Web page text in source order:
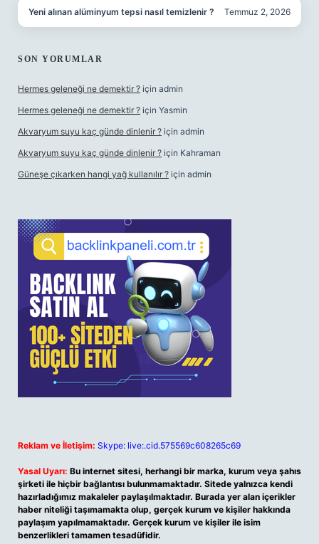
Yeni alınan alüminyum tepsi nasıl temizlenir ? Temmuz 2, 2026
SON YORUMLAR
Hermes geleneği ne demektir ? için admin
Hermes geleneği ne demektir ? için Yasmin
Akvaryum suyu kaç günde dinlenir ? için admin
Akvaryum suyu kaç günde dinlenir ? için Kahraman
Güneşe çıkarken hangi yağ kullanılır ? için admin
Reklam ve İletişim: Skype: live:.cid.575569c608265c69
Yasal Uyarı: Bu internet sitesi, herhangi bir marka, kurum veya şahıs
şirketi ile hiçbir bağlantısı bulunmamaktadır. Sitede yalnızca kendi
hazırladığımız makaleler paylaşılmaktadır. Burada yer alan içerikler
haber niteliği taşımamakta olup, gerçek kurum ve kişiler hakkında
paylaşım yapılmamaktadır. Gerçek kurum ve kişiler ile isim
benzerlikleri tamamen tesadüfidir.